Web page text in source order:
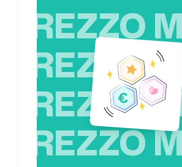
PREZZO
PREZZO
PREZZO
PREZZO